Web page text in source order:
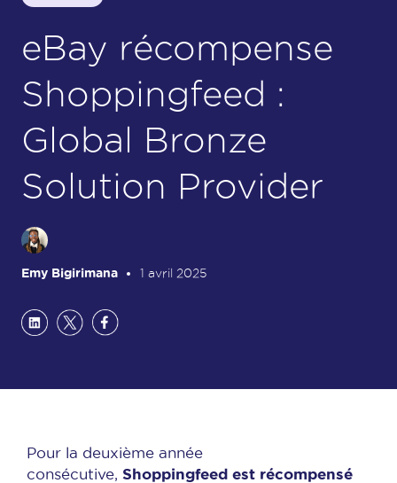
eBay récompense
Shoppingfeed :
Global Bronze
Solution Provider
Emy Bigirimana 1 avril 2025
Pour la deuxième année
consécutive, Shoppingfeed est récompensé